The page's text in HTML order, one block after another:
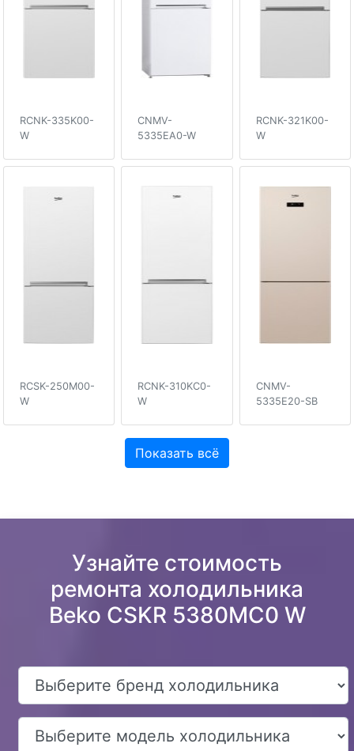
RCNK-335K00-
W
CNMV-
5335EA0-W
RCNK-321K00-
W
RCSK-250M00-
W
RCNK-310KC0-
W
CNMV-
5335E20-SB
Показать всё
Узнайте стоимость
ремонта холодильника
Beko CSKR 5380MC0 W